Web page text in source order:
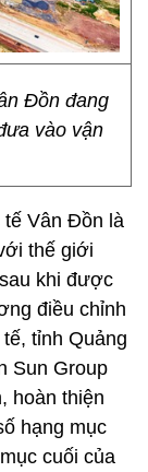
Đồn đang
vào vận
tế Vân Đồn là
thế giới
khi được
điều chỉnh
tỉnh Quảng
Sun Group
hoàn thiện
hạng mục
cuối của